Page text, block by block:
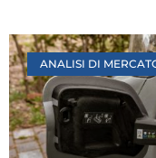
ANALISI DI